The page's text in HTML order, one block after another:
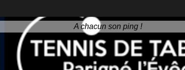
A chacun son ping !